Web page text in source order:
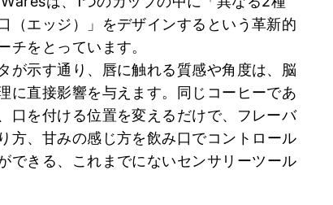
（エッジ）」
をデザインするという革新的
チをとっています。
が示す通り、唇に触れる質感や角度は、 脳
に直接影響を与えます。同じコーヒーであ
口を付ける位置を変えるだけで、フレーバ
方、 甘みの感じ方を飲み口でコントロール
できる、
これまでにないセンサリーツール